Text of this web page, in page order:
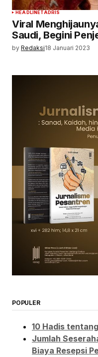
HEADLINETADRIS
Viral
Saudi, Begini
by Redaksi18 Januari 2023
POPULER
10 Hadis
Jumlah
Biaya Resepsi